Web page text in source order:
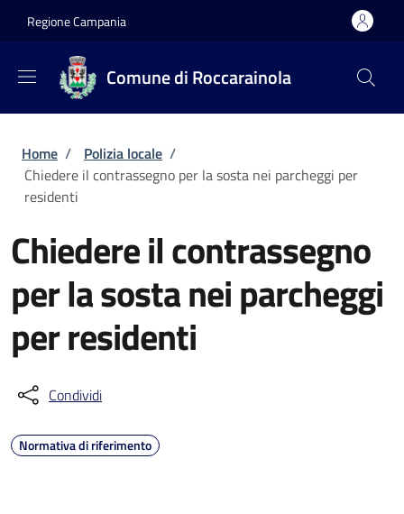
Regione Campania
Comune di Roccarainola
Briciole di pane
Home / Polizia locale /
Chiedere il contrassegno per la sosta nei parcheggi per
residenti
Chiedere il contrassegno
per la sosta nei parcheggi
per residenti
Condividi
Normativa di riferimento